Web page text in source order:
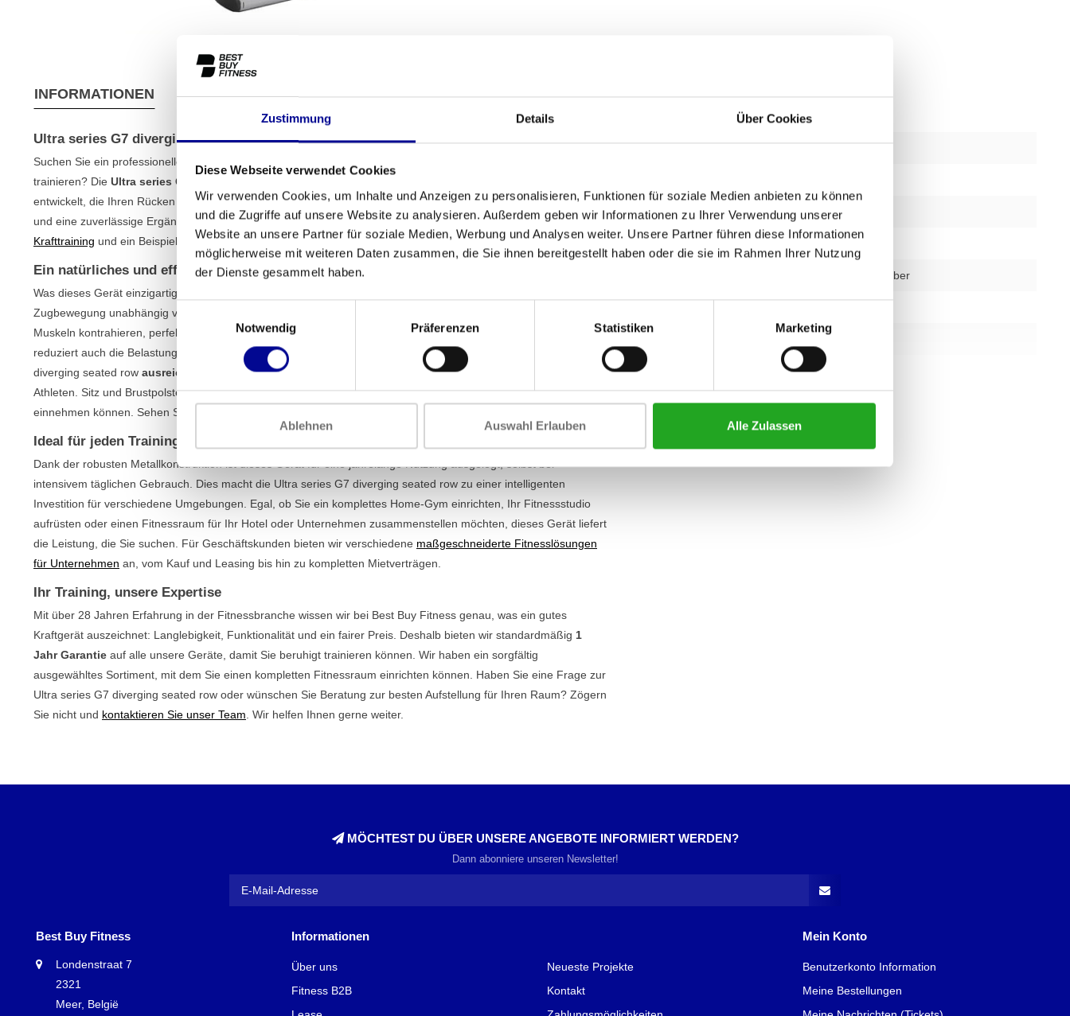
Zustimmung Details Über Cookies
Diese Webseite verwendet Cookies
Wir verwenden Cookies, um Inhalte und Anzeigen zu personalisieren, Funktionen für soziale Medien anbieten zu können
und die Zugriffe auf unsere Website zu analysieren. Außerdem geben wir Informationen zu Ihrer Verwendung unserer
Website an unsere Partner für soziale Medien, Werbung und Analysen weiter. Unsere Partner führen diese Informationen
möglicherweise mit weiteren Daten zusammen, die Sie ihnen bereitgestellt haben oder die sie im Rahmen Ihrer Nutzung
der Dienste gesammelt haben.
Einwilligungsauswahl
Notwendig
Präferenzen Statistiken Marketing
Ablehnen Auswahl Erlauben Alle Zulassen
INFORMATIONEN EIGENSCHAFTEN VERSANDBEDINGUNGEN
Ultra series G7 diverging seated row
Suchen Sie ein professionelles Kraftgerät, um Ihre Rückenmuskulatur effektiv und auf natürliche Weise zu
trainieren? Die Ultra series G7 diverging seated row
entwickelt, die Ihren Rücken isoliert stärkt. Dieses Gerät ist eine ausgezeichnete Wahl für ernsthafte Heimsportler
und eine zuverlässige Ergänzung für jeden professionellen Fitnessraum. Es ist Teil unseres breiten Sortiments für
Krafttraining und ein Beispiel für die langlebige Qualität, die Sie vonMatrix Fitnessgerätenerwarten dürfen.
Ein natürliches und effektives Rückentraining
Was dieses Gerät einzigartig macht, ist die divergierende Bewegungsbahn. Die Griffe bewegen sich während der
Zugbewegung unabhängig voneinander und leicht nach außen, was die natürliche Art und Weise, wie Ihre
Muskeln kontrahieren, perfekt nachahmt. Dies sorgt nicht nur für eine bessere Muskelaktivierung, sondern
reduziert auch die Belastung Ihrer Gelenke. Mit einem Gewichtsblock von 109 kg bietet die Ultra series G7
diverging seated row ausreichend Herausforderung für jedes Niveau
, vom Anfänger bis zum fortgeschrittenen
Athleten. Sitz und Brustpolster sind einfach verstellbar, sodass Sie immer eine ergonomisch korrekte Haltung
einnehmen können. Sehen Sie sich auch unsere anderen
Ideal für jeden Trainingsraum
Dank der robusten Metallkonstruktion ist dieses Gerät für eine jahrelange Nutzung ausgelegt, selbst bei
intensivem täglichen Gebrauch. Dies macht die Ultra series G7 diverging seated row zu einer intelligenten
Investition für verschiedene Umgebungen. Egal, ob Sie ein komplettes Home-Gym einrichten, Ihr Fitnessstudio
aufrüsten oder einen Fitnessraum für Ihr Hotel oder Unternehmen zusammenstellen möchten, dieses Gerät liefert
die Leistung, die Sie suchen. Für Geschäftskunden bieten wir verschiedene maßgeschneiderte Fitnesslösungen
für Unternehmen an, vom Kauf und Leasing bis hin zu kompletten Mietverträgen.
Ihr Training, unsere Expertise
Mit über 28 Jahren Erfahrung in der Fitnessbranche wissen wir bei Best Buy Fitness genau, was ein gutes
Kraftgerät auszeichnet: Langlebigkeit, Funktionalität und ein fairer Preis. Deshalb bieten wir standardmäßig 1
Jahr Garantie auf alle unsere Geräte, damit Sie beruhigt trainieren können. Wir haben ein sorgfältig
ausgewähltes Sortiment, mit dem Sie einen kompletten Fitnessraum einrichten können. Haben Sie eine Frage zur
Ultra series G7 diverging seated row oder wünschen Sie Beratung zur besten Aufstellung für Ihren Raum? Zögern
Sie nicht und kontaktieren Sie unser Team . Wir helfen Ihnen gerne weiter.
Garantie 1 Jahr
schwarz oder silber
142,8 cm
Umfang 129,6 cm
alle eigenschaften
MÖCHTEST DU ÜBER UNSERE ANGEBOTE INFORMIERT WERDEN?
Dann abonniere unseren Newsletter!
Best Buy Fitness
Londenstraat 7
2321
Meer, België
Informationen
Über uns
Fitness B2B
Neueste Projekte
Kontakt
Mein Konto
Benutzerkonto Information
Meine Bestellungen